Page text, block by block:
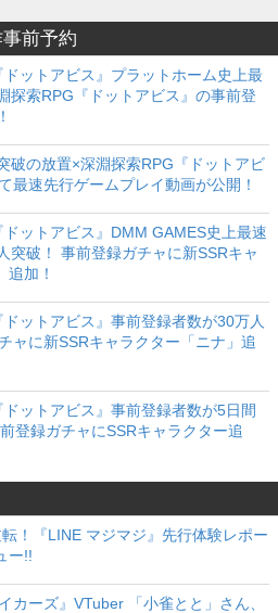
前予約
ットアビス』プラットホーム史上最
探索RPG『ドットアビス』の事前登
破の放置×深淵探索RPG『ドットアビ
最速先行ゲームプレイ動画が公開！
ットアビス』DMM GAMES史上最速
突破！ 事前登録ガチャに新SSRキャ
追加！
ットアビス』事前登録者数が30万人
ャに新SSRキャラクター「ニナ」追
ットアビス』事前登録者数が5日間
登録ガチャにSSRキャラクター追
！『LINE マジマジ』先行体験レポー
ー!!
カーズ』VTuber 「小雀とと」さん、